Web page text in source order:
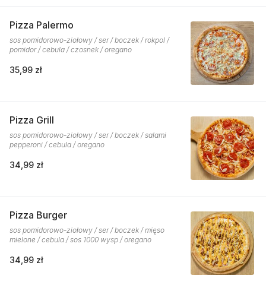
Pizza Palermo
sos pomidorowo-ziołowy / ser / boczek / rokpol /
pomidor / cebula / czosnek / oregano
35,99 zł
Pizza Grill
sos pomidorowo-ziołowy / ser / boczek / salami
pepperoni / cebula / oregano
34,99 zł
Pizza Burger
sos pomidorowo-ziołowy / ser / boczek / mięso
mielone / cebula / sos 1000 wysp / oregano
34,99 zł